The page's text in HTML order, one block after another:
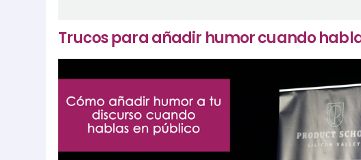
Trucos para añadir humor cuando